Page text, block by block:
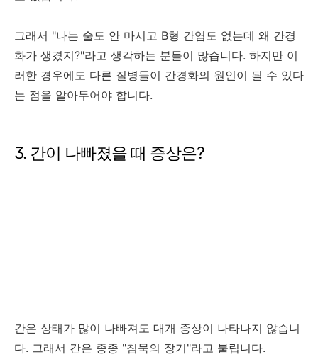
그래서 "나는 술도 안 마시고 B형 간염도 없는데 왜 간경
화가 생겼지?"라고 생각하는 분들이 많습니다. 하지만 이
러한 경우에도 다른 질병들이 간경화의 원인이 될 수 있다
는 점을 알아두어야 합니다.
3. 간이 나빠졌을 때 증상은?
간은 상태가 많이 나빠져도 대개 증상이 나타나지 않습니
다. 그래서 간은 종종 "침묵의 장기"라고 불립니다.